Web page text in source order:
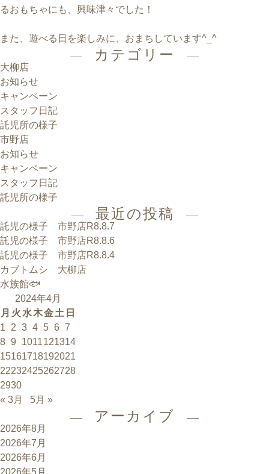
るおもちゃにも、興味津々でした！
また、遊べる日を楽しみに、おまちしています^_^
カテゴリー
大柳店
お知らせ
キャンペーン
スタッフ日記
託児所の様子
市野店
お知らせ
キャンペーン
スタッフ日記
託児所の様子
最近の投稿
託児の様子 市野店R8.8.7
託児の様子 市野店R8.8.6
託児の様子 市野店R8.8.4
カブトムシ 大柳店
水族館🐟
2024年4月
月 火 水木金土 日
1
2 3 4 5 6 7
8 9 1011121314
15161718192021
22232425262728
2930
« 3月
5月 »
アーカイブ
2026年8月
2026年7月
2026年6月